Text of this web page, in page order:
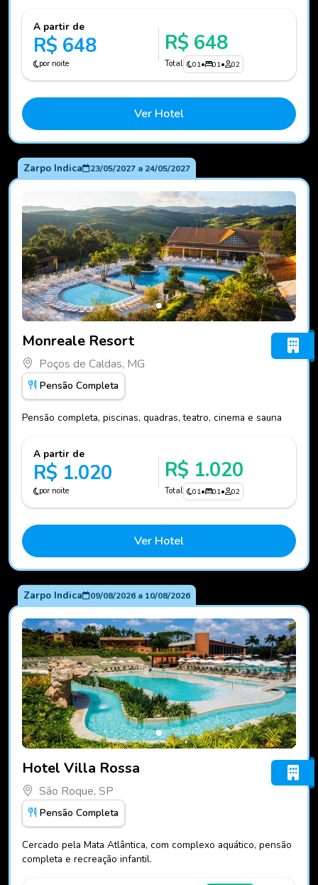
A partir de
R$ 648
por noite
R$ 648
Total 01• 01• 02
Ver Hotel
Zarpo Indica 23/05/2027a 24/05/2027
Monreale Resort
Poços de Caldas, MG
Pensão Completa
Pensão completa, piscinas, quadras, teatro, cinema e sauna
A partir de
R$ 1.020
por noite
R$ 1.020
Total 01• 01• 02
Ver Hotel
Zarpo Indica 09/08/2026a 10/08/2026
Hotel Villa Rossa
São Roque, SP
Pensão Completa
Cercado pela Mata Atlântica, com complexo aquático, pensão
completa e recreação infantil.